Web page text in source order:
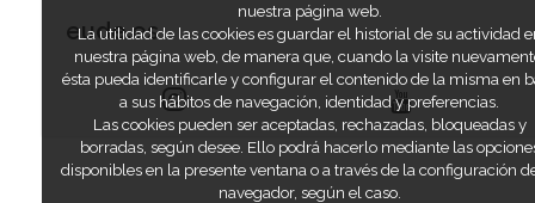
eude.es
nuestra página web.
La utilidad de las cookies es guardar el historial de su actividad
nuestra página web, de manera que, cuando la visite
ésta pueda identificarle y configurar el contenido de la misma en
a sus hábitos de navegación, identidad y preferencias.
Las cookies pueden ser aceptadas, rechazadas, bloqueadas y
borradas, según desee. Ello podrá hacerlo mediante las
disponibles en la presente ventana o a través de la configuración
navegador, según el caso.